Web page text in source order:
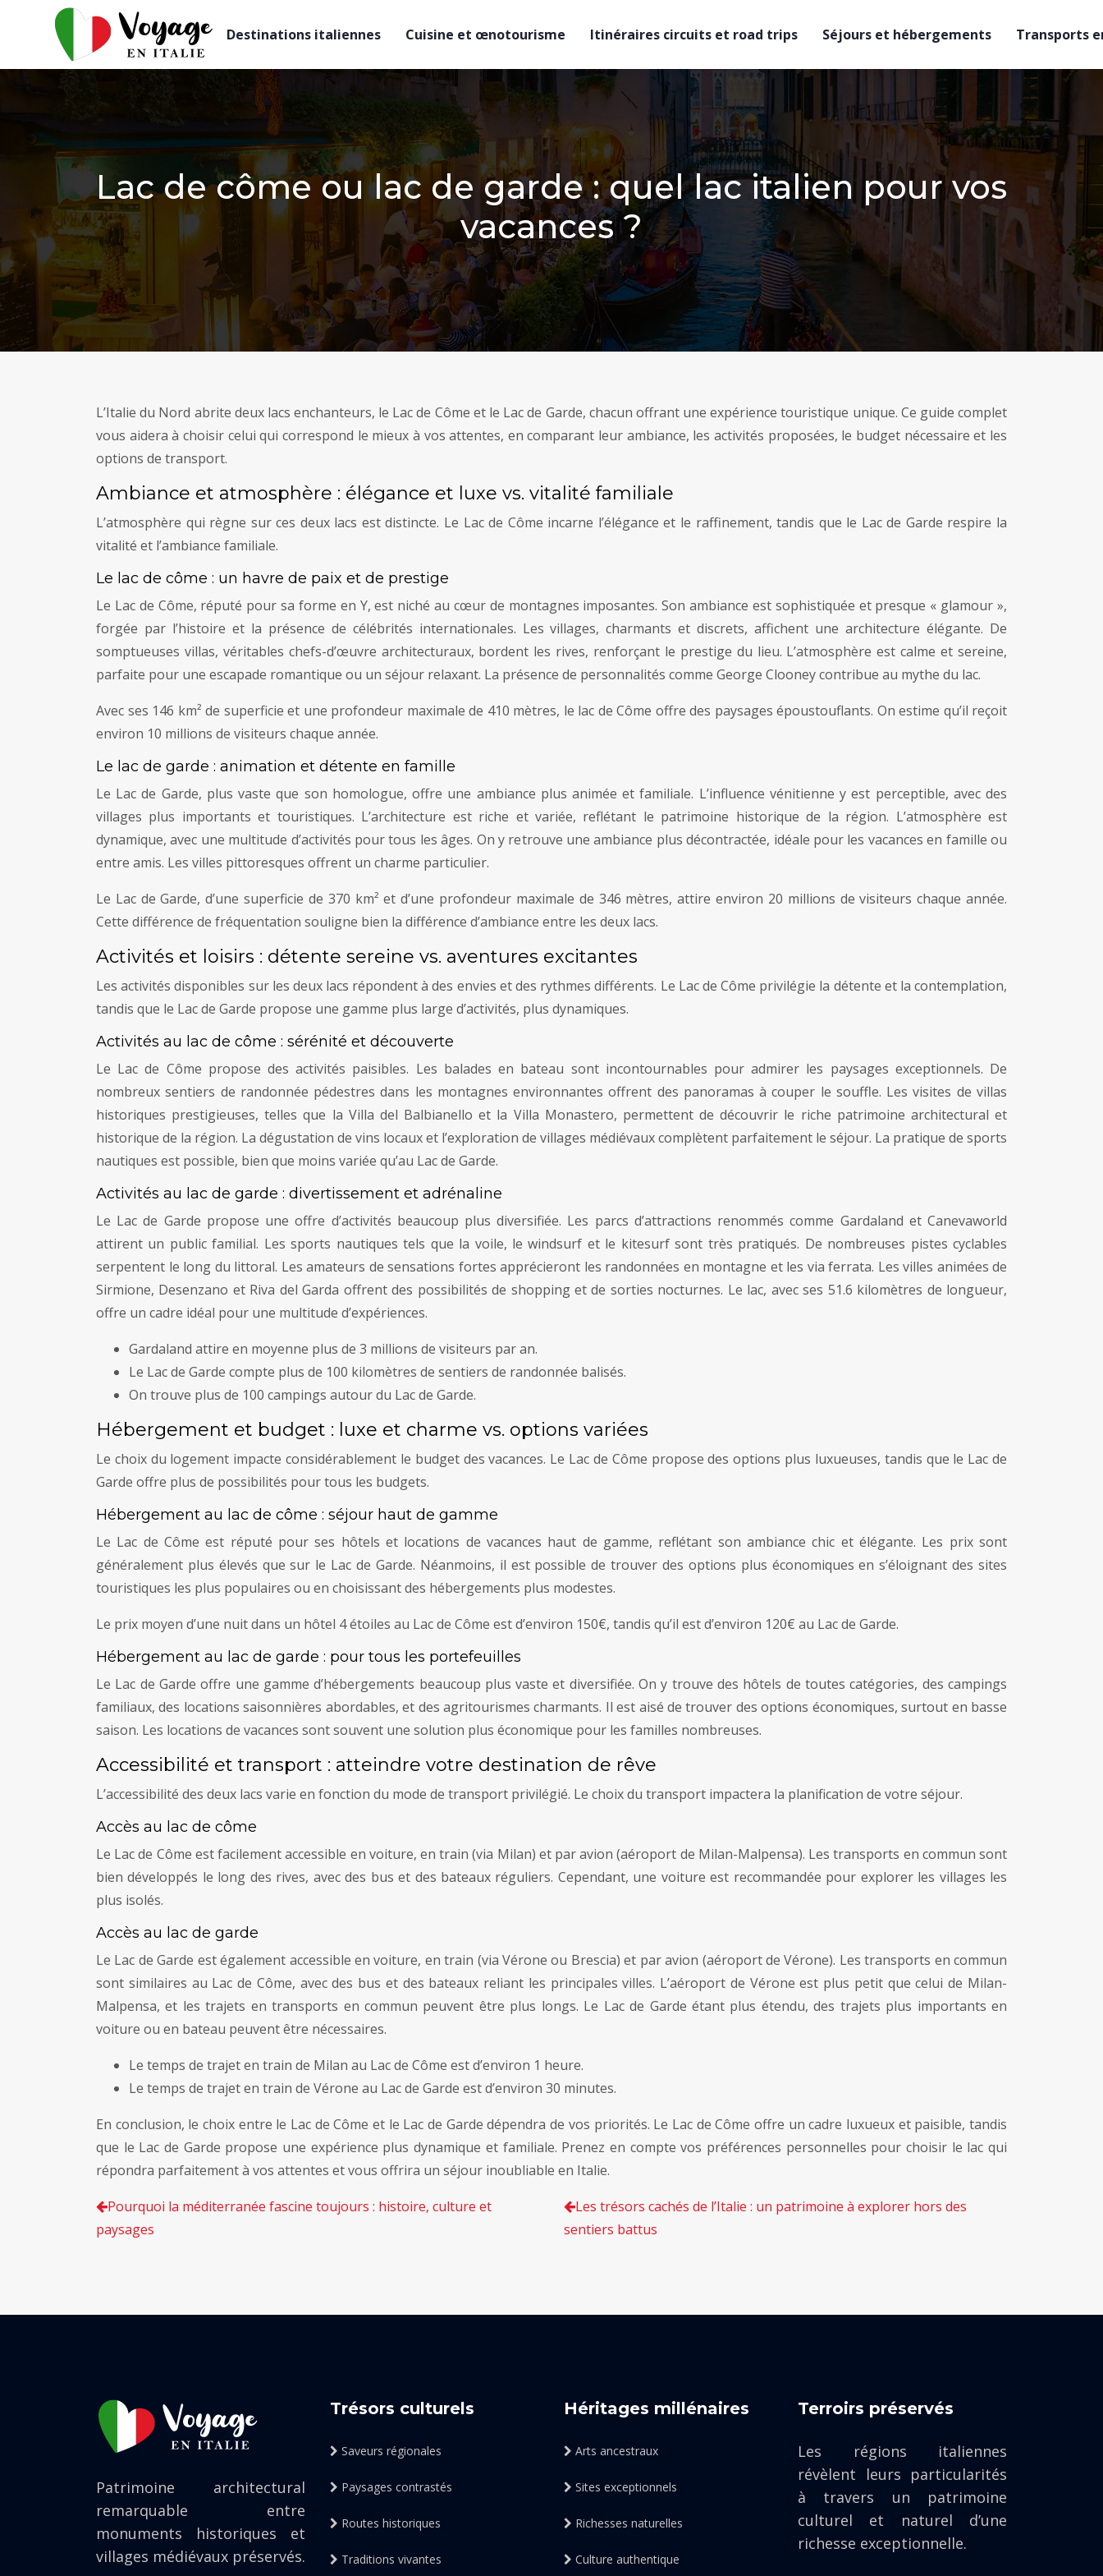
Destinations italiennes Cuisine et œnotourisme Itinéraires circuits et road trips Séjours et hébergements Transports
Lac de côme ou lac de garde : quel lac italien pour vos
vacances ?
L’Italie du Nord abrite deux lacs enchanteurs, le Lac de Côme et le Lac de Garde, chacun offrant une expérience touristique unique. Ce guide complet
vous aidera à choisir celui qui correspond le mieux à vos attentes, en comparant leur ambiance, les activités proposées, le budget nécessaire et les
options de transport.
Ambiance et atmosphère : élégance et luxe vs. vitalité familiale
L’atmosphère qui règne sur ces deux lacs est distincte. Le Lac de Côme incarne l’élégance et le raffinement, tandis que le Lac de Garde respire la
vitalité et l’ambiance familiale.
Le lac de côme : un havre de paix et de prestige
Le Lac de Côme, réputé pour sa forme en Y, est niché au cœur de montagnes imposantes. Son ambiance est sophistiquée et presque « glamour »,
forgée par l’histoire et la présence de célébrités internationales. Les villages, charmants et discrets, affichent une architecture élégante. De
somptueuses villas, véritables chefs-d’œuvre architecturaux, bordent les rives, renforçant le prestige du lieu. L’atmosphère est calme et sereine,
parfaite pour une escapade romantique ou un séjour relaxant. La présence de personnalités comme George Clooney contribue au mythe du lac.
Avec ses 146 km² de superficie et une profondeur maximale de 410 mètres, le lac de Côme offre des paysages époustouflants. On estime qu’il reçoit
environ 10 millions de visiteurs chaque année.
Le lac de garde : animation et détente en famille
Le Lac de Garde, plus vaste que son homologue, offre une ambiance plus animée et familiale. L’influence vénitienne y est perceptible, avec des
villages plus importants et touristiques. L’architecture est riche et variée, reflétant le patrimoine historique de la région. L’atmosphère est
dynamique, avec une multitude d’activités pour tous les âges. On y retrouve une ambiance plus décontractée, idéale pour les vacances en famille ou
entre amis. Les villes pittoresques offrent un charme particulier.
Le Lac de Garde, d’une superficie de 370 km² et d’une profondeur maximale de 346 mètres, attire environ 20 millions de visiteurs chaque année.
Cette différence de fréquentation souligne bien la différence d’ambiance entre les deux lacs.
Activités et loisirs : détente sereine vs. aventures excitantes
Les activités disponibles sur les deux lacs répondent à des envies et des rythmes différents. Le Lac de Côme privilégie la détente et la contemplation,
tandis que le Lac de Garde propose une gamme plus large d’activités, plus dynamiques.
Activités au lac de côme : sérénité et découverte
Le Lac de Côme propose des activités paisibles. Les balades en bateau sont incontournables pour admirer les paysages exceptionnels. De
nombreux sentiers de randonnée pédestres dans les montagnes environnantes offrent des panoramas à couper le souffle. Les visites de villas
historiques prestigieuses, telles que la Villa del Balbianello et la Villa Monastero, permettent de découvrir le riche patrimoine architectural et
historique de la région. La dégustation de vins locaux et l’exploration de villages médiévaux complètent parfaitement le séjour. La pratique de sports
nautiques est possible, bien que moins variée qu’au Lac de Garde.
Activités au lac de garde : divertissement et adrénaline
Le Lac de Garde propose une offre d’activités beaucoup plus diversifiée. Les parcs d’attractions renommés comme Gardaland et Canevaworld
attirent un public familial. Les sports nautiques tels que la voile, le windsurf et le kitesurf sont très pratiqués. De nombreuses pistes cyclables
serpentent le long du littoral. Les amateurs de sensations fortes apprécieront les randonnées en montagne et les via ferrata. Les villes animées de
Sirmione, Desenzano et Riva del Garda offrent des possibilités de shopping et de sorties nocturnes. Le lac, avec ses 51.6 kilomètres de longueur,
offre un cadre idéal pour une multitude d’expériences.
Gardaland attire en moyenne plus de 3 millions de visiteurs par an.
Le Lac de Garde compte plus de 100 kilomètres de sentiers de randonnée balisés.
On trouve plus de 100 campings autour du Lac de Garde.
Hébergement et budget : luxe et charme vs. options variées
Le choix du logement impacte considérablement le budget des vacances. Le Lac de Côme propose des options plus luxueuses, tandis que le Lac de
Garde offre plus de possibilités pour tous les budgets.
Hébergement au lac de côme : séjour haut de gamme
Le Lac de Côme est réputé pour ses hôtels et locations de vacances haut de gamme, reflétant son ambiance chic et élégante. Les prix sont
généralement plus élevés que sur le Lac de Garde. Néanmoins, il est possible de trouver des options plus économiques en s’éloignant des sites
touristiques les plus populaires ou en choisissant des hébergements plus modestes.
Le prix moyen d’une nuit dans un hôtel 4 étoiles au Lac de Côme est d’environ 150€, tandis qu’il est d’environ 120€ au Lac de Garde.
Hébergement au lac de garde : pour tous les portefeuilles
Le Lac de Garde offre une gamme d’hébergements beaucoup plus vaste et diversifiée. On y trouve des hôtels de toutes catégories, des campings
familiaux, des locations saisonnières abordables, et des agritourismes charmants. Il est aisé de trouver des options économiques, surtout en basse
saison. Les locations de vacances sont souvent une solution plus économique pour les familles nombreuses.
Accessibilité et transport : atteindre votre destination de rêve
L’accessibilité des deux lacs varie en fonction du mode de transport privilégié. Le choix du transport impactera la planification de votre séjour.
Accès au lac de côme
Le Lac de Côme est facilement accessible en voiture, en train (via Milan) et par avion (aéroport de Milan-Malpensa). Les transports en commun sont
bien développés le long des rives, avec des bus et des bateaux réguliers. Cependant, une voiture est recommandée pour explorer les villages les
plus isolés.
Accès au lac de garde
Le Lac de Garde est également accessible en voiture, en train (via Vérone ou Brescia) et par avion (aéroport de Vérone). Les transports en commun
sont similaires au Lac de Côme, avec des bus et des bateaux reliant les principales villes. L’aéroport de Vérone est plus petit que celui de Milan-
Malpensa, et les trajets en transports en commun peuvent être plus longs. Le Lac de Garde étant plus étendu, des trajets plus importants en
voiture ou en bateau peuvent être nécessaires.
Le temps de trajet en train de Milan au Lac de Côme est d’environ 1 heure.
Le temps de trajet en train de Vérone au Lac de Garde est d’environ 30 minutes.
En conclusion, le choix entre le Lac de Côme et le Lac de Garde dépendra de vos priorités. Le Lac de Côme offre un cadre luxueux et paisible, tandis
que le Lac de Garde propose une expérience plus dynamique et familiale. Prenez en compte vos préférences personnelles pour choisir le lac qui
répondra parfaitement à vos attentes et vous offrira un séjour inoubliable en Italie.
Pourquoi la méditerranée fascine toujours : histoire, culture et
paysages
Les trésors cachés de l’Italie : un patrimoine à explorer hors des
sentiers battus
Patrimoine architectural
remarquable entre
monuments historiques et
villages médiévaux préservés.
Trésors culturels
Saveurs régionales
Paysages contrastés
Routes historiques
Traditions vivantes
Héritages millénaires
Arts ancestraux
Sites exceptionnels
Richesses naturelles
Culture authentique
Terroirs préservés
Les régions italiennes
révèlent leurs particularités
à travers un patrimoine
culturel et naturel d’une
richesse exceptionnelle.